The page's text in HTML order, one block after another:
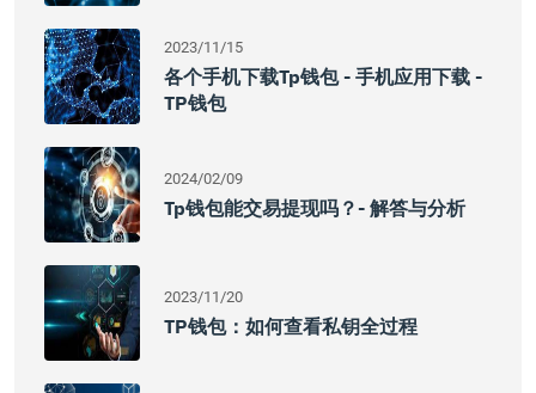
2023/11/15
各个手机下载Tp钱包 - 手机应用下载 -
TP钱包
2024/02/09
Tp钱包能交易提现吗？- 解答与分析
2023/11/20
TP钱包：如何查看私钥全过程